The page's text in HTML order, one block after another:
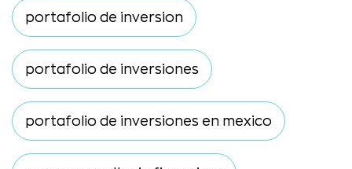
portafolio de inversion
portafolio de inversiones
portafolio de inversiones en mexico